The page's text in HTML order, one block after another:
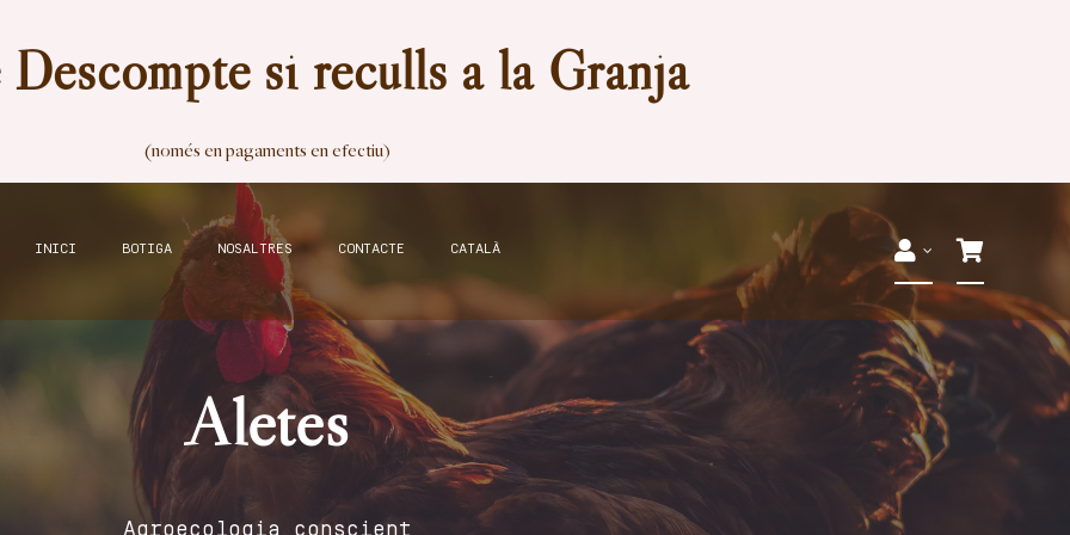
Descompte si reculls a la Granja
(només en pagaments en efectiu)
INICI BOTIGA NOSALTRES CONTACTE CATALÀ
Aletes